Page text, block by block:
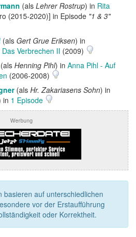
(als Lehrer Rostrup) in Rita
(2015-2020)] in Episode "1 & 3"
(als Gert Grue Eriksen) in
Verbrechen II (2009)
(als Henning Pihl) in Anna Pihl - Auf
(2006-2008)
(als Hr. Zakariasens Sohn) in
in 1 Episode
Werbung
basieren auf unterschiedlichen
vor der Erstaufführung
oder Korrektheit.